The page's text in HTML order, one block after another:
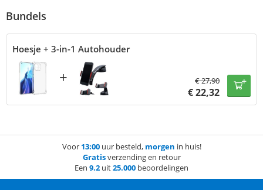
Bundels
Hoesje + 3-in-1 Autohouder
+ €27,90
€22,32
Voor 13:00uur besteld, morgen in huis!
Gratisverzending en retour
Een 9.2 uit25.000 beoordelingen